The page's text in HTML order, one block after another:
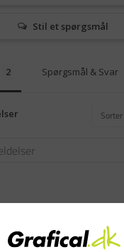
Stil et spørgsmål
Spørgsmål & Svar
G.